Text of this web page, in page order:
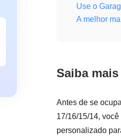
Use o
A melhor
Saiba
Antes de se
17/16/15/14,
personalizado